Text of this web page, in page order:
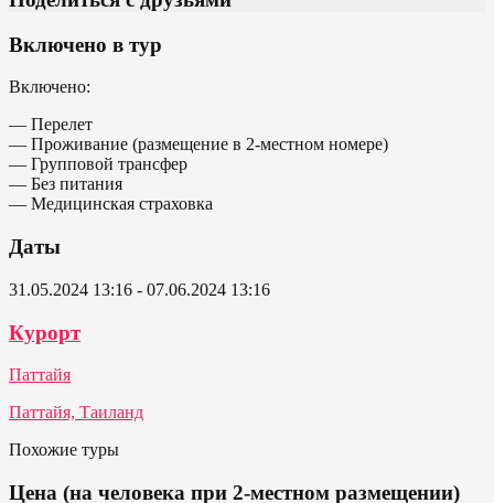
Включено в тур
Включено:
— Перелет
— Проживание (размещение в 2-местном номере)
— Групповой трансфер
— Без питания
— Медицинская страховка
Даты
31.05.2024 13:16 - 07.06.2024 13:16
Курорт
Паттайя
Паттайя, Таиланд
Похожие туры
Цена (на человека при 2-местном размещении)